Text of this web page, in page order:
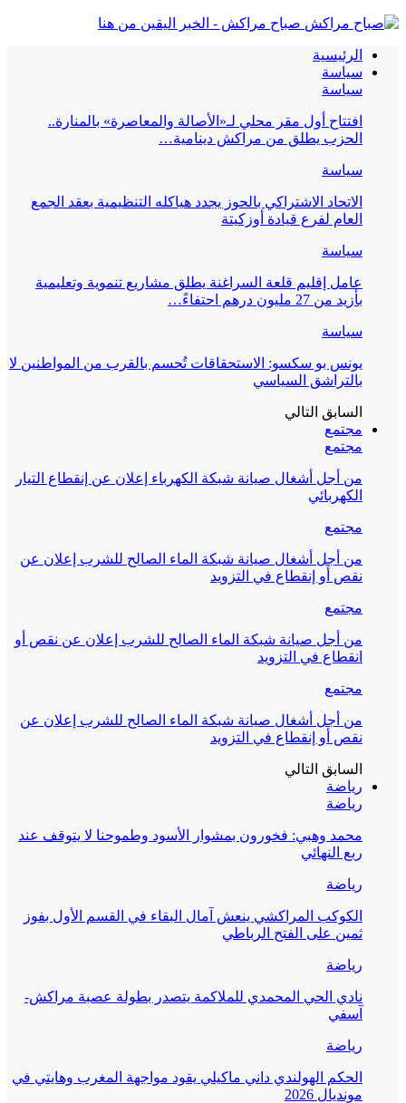
صباح مراكش - الخبر اليقين من هنا
الرئيسية
سياسة
سياسة
افتتاح أول مقر محلي لـ«الأصالة والمعاصرة» بالمنارة..
الحزب يطلق من مراكش دينامية…
سياسة
الاتحاد الاشتراكي بالحوز يجدد هياكله التنظيمية بعقد الجمع
العام لفرع قيادة أوزكيتة
سياسة
عامل إقليم قلعة السراغنة يطلق مشاريع تنموية وتعليمية
بأزيد من 27 مليون درهم احتفاءً…
سياسة
يونس بو سكسو: الاستحقاقات تُحسم بالقرب من المواطنين لا
بالتراشق السياسي
السابق التالي
مجتمع
مجتمع
من أجل أشغال صيانة شبكة الكهرباء إعلان عن إنقطاع التيار
الكهربائي
مجتمع
من أجل أشغال صيانة شبكة الماء الصالح للشرب إعلان عن
نقص أو إنقطاع في التزويد
مجتمع
من أجل صيانة شبكة الماء الصالح للشرب إعلان عن نقص أو
انقطاع في التزويد
مجتمع
من أجل أشغال صيانة شبكة الماء الصالح للشرب إعلان عن
نقص أو إنقطاع في التزويد
السابق التالي
رياضة
رياضة
محمد وهبي: فخورون بمشوار الأسود وطموحنا لا يتوقف عند
ربع النهائي
رياضة
الكوكب المراكشي ينعش آمال البقاء في القسم الأول بفوز
ثمين على الفتح الرباطي
رياضة
نادي الحي المحمدي للملاكمة يتصدر بطولة عصبة مراكش-
آسفي
رياضة
الحكم الهولندي داني ماكيلي يقود مواجهة المغرب وهايتي في
مونديال 2026